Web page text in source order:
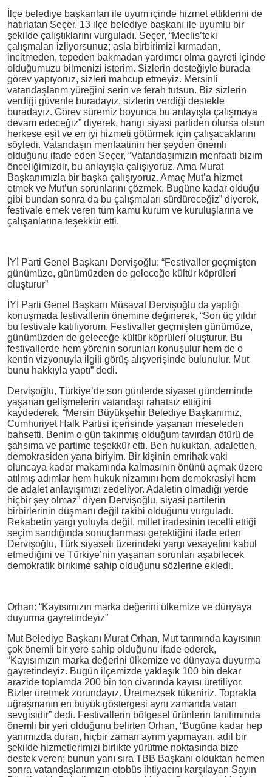
İlçe belediye başkanları ile uyum içinde hizmet ettiklerini de
hatırlatan Seçer, 13 ilçe belediye başkanı ile uyumlu bir
şekilde çalıştıklarını vurguladı. Seçer, “Meclis’teki
çalışmaları izliyorsunuz; asla birbirimizi kırmadan,
incitmeden, tepeden bakmadan yardımcı olma gayreti içinde
olduğumuzu bilmenizi isterim. Sizlerin desteğiyle burada
görev yapıyoruz, sizleri mahcup etmeyiz. Mersinli
vatandaşlarım yüreğini serin ve ferah tutsun. Biz sizlerin
verdiği güvenle buradayız, sizlerin verdiği destekle
buradayız. Görev süremiz boyunca bu anlayışla çalışmaya
devam edeceğiz” diyerek, hangi siyasi partiden olursa olsun
herkese eşit ve en iyi hizmeti götürmek için çalışacaklarını
söyledi. Vatandaşın menfaatinin her şeyden önemli
olduğunu ifade eden Seçer, “Vatandaşımızın menfaati bizim
önceliğimizdir, bu anlayışla çalışıyoruz. Ama Murat
Başkanımızla bir başka çalışıyoruz. Amaç Mut’a hizmet
etmek ve Mut’un sorunlarını çözmek. Bugüne kadar olduğu
gibi bundan sonra da bu çalışmaları sürdüreceğiz” diyerek,
festivale emek veren tüm kamu kurum ve kuruluşlarına ve
çalışanlarına teşekkür etti.
İYİ Parti Genel Başkanı Dervişoğlu: “Festivaller geçmişten
günümüze, günümüzden de geleceğe kültür köprüleri
oluşturur”
İYİ Parti Genel Başkanı Müsavat Dervişoğlu da yaptığı
konuşmada festivallerin önemine değinerek, “Son üç yıldır
bu festivale katılıyorum. Festivaller geçmişten günümüze,
günümüzden de geleceğe kültür köprüleri oluşturur. Bu
festivallerde hem yörenin sorunları konuşulur hem de o
kentin vizyonuyla ilgili görüş alışverişinde bulunulur. Mut
bunu hakkıyla yaptı” dedi.
Dervişoğlu, Türkiye’de son günlerde siyaset gündeminde
yaşanan gelişmelerin vatandaşı rahatsız ettiğini
kaydederek, “Mersin Büyükşehir Belediye Başkanımız,
Cumhuriyet Halk Partisi içerisinde yaşanan meseleden
bahsetti. Benim o gün takınmış olduğum tavırdan ötürü de
şahsıma ve partime teşekkür etti. Ben hukuktan, adaletten,
demokrasiden yana biriyim. Bir kişinin emrihak vaki
oluncaya kadar makamında kalmasının önünü açmak üzere
atılmış adımlar hem hukuk nizamını hem demokrasiyi hem
de adalet anlayışımızı zedeliyor. Adaletin olmadığı yerde
hiçbir şey olmaz” diyen Dervişoğlu, siyasi partilerin
birbirlerinin düşmanı değil rakibi olduğunu vurguladı.
Rekabetin yargı yoluyla değil, millet iradesinin tecelli ettiği
seçim sandığında sonuçlanması gerektiğini ifade eden
Dervişoğlu, Türk siyaseti üzerindeki yargı vesayetini kabul
etmediğini ve Türkiye’nin yaşanan sorunları aşabilecek
demokratik birikime sahip olduğunu sözlerine ekledi.
Orhan: “Kayısımızın marka değerini ülkemize ve dünyaya
duyurma gayretindeyiz”
Mut Belediye Başkanı Murat Orhan, Mut tarımında kayısının
çok önemli bir yere sahip olduğunu ifade ederek,
“Kayısımızın marka değerini ülkemize ve dünyaya duyurma
gayretindeyiz. Bugün ilçemizde yaklaşık 100 bin dekar
arazide toplamda 200 bin ton civarında kayısı üretiliyor.
Bizler üretmek zorundayız. Üretmezsek tükeniriz. Toprakla
uğraşmanın en büyük göstergesi aynı zamanda vatan
sevgisidir” dedi. Festivallerin bölgesel ürünlerin tanıtımında
önemli bir yeri olduğunu belirten Orhan, “Bugüne kadar hep
yanımızda duran, hiçbir zaman ayrım yapmayan, adil bir
şekilde hizmetlerimizi birlikte yürütme noktasında bize
destek veren; bunun yanı sıra TBB Başkanı olduktan hemen
sonra vatandaşlarımızın otobüs ihtiyacını karşılayan Sayın